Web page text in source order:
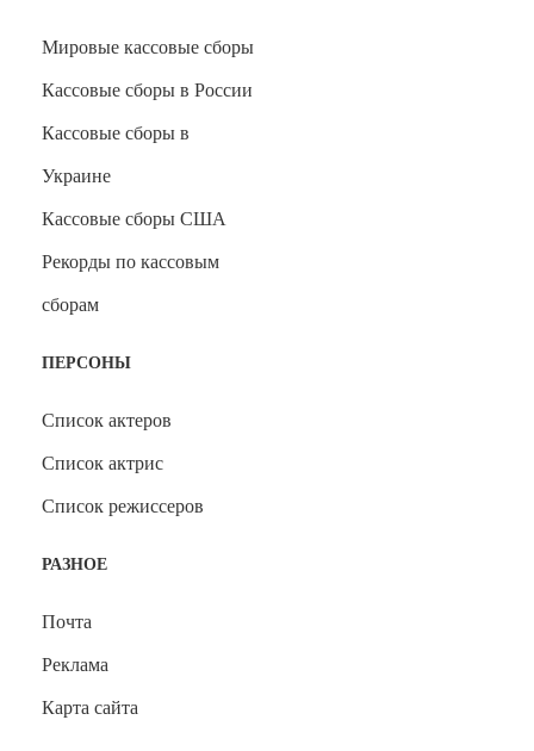
Мировые кассовые сборы
Кассовые сборы в России
Кассовые сборы в
Украине
Кассовые сборы США
Рекорды по кассовым
сборам
ПЕРСОНЫ
Список актеров
Список актрис
Список режиссеров
РАЗНОЕ
Почта
Реклама
Карта сайта